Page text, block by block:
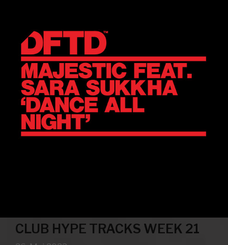
CLUB HYPE TRACKS WEEK 21